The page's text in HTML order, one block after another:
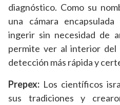
diagnóstico. Como su
una cámara
ingerir sin necesidad de
permite ver al interior del
detección más rápida y
Prepex: Los científicos
sus tradiciones y